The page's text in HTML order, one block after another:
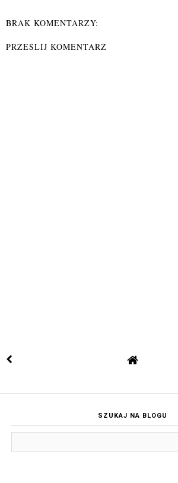
BRAK KOMENTARZY:
PRZEŚLIJ KOMENTARZ
SZUKAJ NA BLOGU